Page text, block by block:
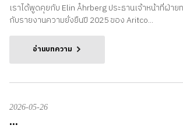
เราได้พูดคุยกับ Elin Åhrberg ประธานเจ้าหน้าที่ฝ่า
กับรายงานความยั่งยืนปี 2025 ของ Aritco...
อ่านบทความ
2026-05-26
...